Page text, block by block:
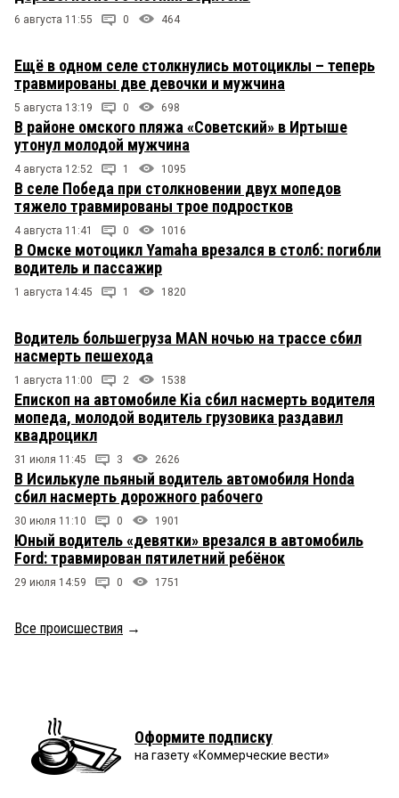
6 августа 11:55 0 464
Ещё в одном селе столкнулись мотоциклы – теперь
травмированы две девочки и мужчина
5 августа 13:19 0 698
В районе омского пляжа «Советский» в Иртыше
утонул молодой мужчина
4 августа 12:52 1 1095
В селе Победа при столкновении двух мопедов
тяжело травмированы трое подростков
4 августа 11:41 0 1016
В Омске мотоцикл Yamaha врезался в столб: погибли
водитель и пассажир
1 августа 14:45 1 1820
Водитель большегруза MAN ночью на трассе сбил
насмерть пешехода
1 августа 11:00 2 1538
Епископ на автомобиле Kia сбил насмерть водителя
мопеда, молодой водитель грузовика раздавил
квадроцикл
31 июля 11:45 3 2626
В Исилькуле пьяный водитель автомобиля Honda
сбил насмерть дорожного рабочего
30 июля 11:10 0 1901
Юный водитель «девятки» врезался в автомобиль
Ford: травмирован пятилетний ребёнок
29 июля 14:59 0 1751
Все происшествия →
Оформите подписку
на газету «Коммерческие вести»